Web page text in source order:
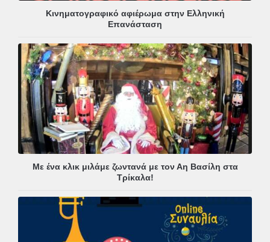
Κινηματογραφικό αφιέρωμα στην Ελληνική
Επανάσταση
Με ένα κλικ μιλάμε ζωντανά με τον Αη Βασίλη στα
Τρίκαλα!